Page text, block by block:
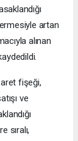
artan
alınan
fişeği,
ve
sıralı,